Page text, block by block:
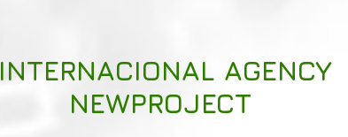
INTERNACIONAL AGENCY
NEWPROJECT